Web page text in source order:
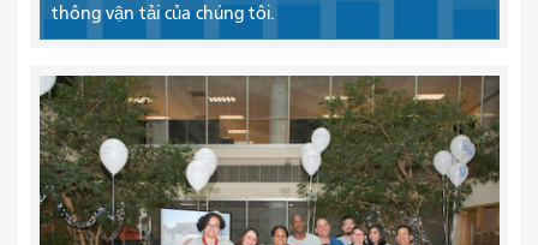
thông vận tải của chúng tôi.